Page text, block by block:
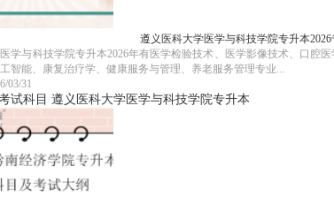
遵义医科大学医学与科技学院专升本
学与科技学院专升本2026年有医学检验技术、医学影像技术、口腔
智能、康复治疗学、健康服务与管理、养老服务管理专业...
03/31
试科目 遵义医科大学医学与科技学院专升本